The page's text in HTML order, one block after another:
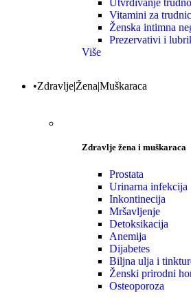
Vitamini za
Ženska intimna
Prezervativi i
Više
•Zdravlje|Žena|Muškaraca
Zdravlje žena i muškaraca
Prostata
Urinarna infekcija
Inkontinecija
Mršavljenje
Detoksikacija
Anemija
Dijabetes
Biljna ulja i
Ženski prirodni
Osteoporoza